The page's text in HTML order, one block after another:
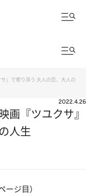
』で寄り添う 大人の恋、大人の
2022.4.26
画『ツユクサ』
人生
ジ目）